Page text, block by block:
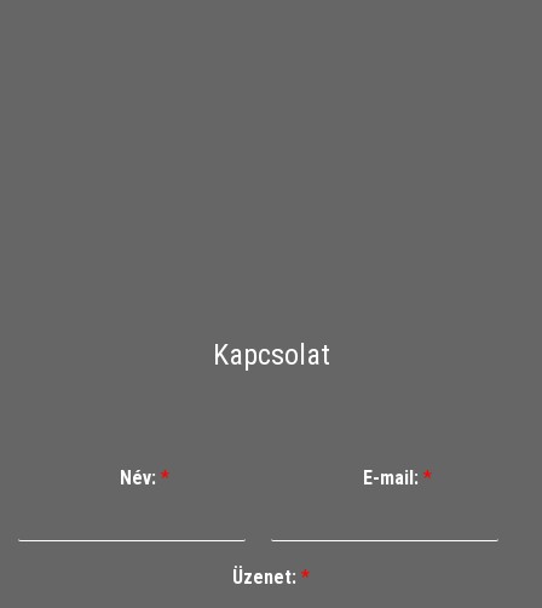
Kapcsolat
Név: * E-mail: *
Üzenet: *